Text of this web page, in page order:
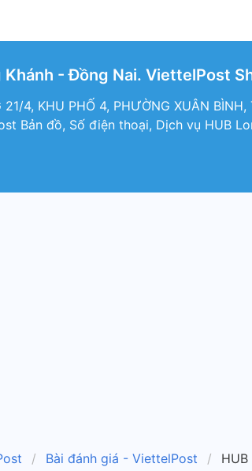
Khánh - Đồng Nai. ViettelPost
4, KHU PHỐ 4, PHƯỜNG XUÂN
Bản đồ, Số điện thoại, Dịch vụ HUB
Bài đánh giá - ViettelPost